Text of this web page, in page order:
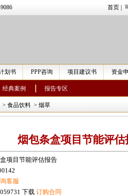
首页
划书 PPP咨询 项目建议书 资金
经典案例 报告专区
> 食品饮料 > 烟草
烟包条盒项目节能评估
项目节能评估报告
客服
下载订购合同